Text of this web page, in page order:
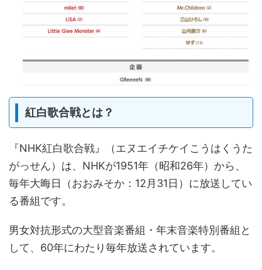
紅白歌合戦とは？
『NHK紅白歌合戦』（エヌエイチケイこうはくうた
がっせん）は、NHKが1951年（昭和26年）から、
毎年大晦日（おおみそか：12月31日）に放送してい
る番組です。
男女対抗形式の大型音楽番組・年末音楽特別番組と
して、60年にわたり毎年放送されています。